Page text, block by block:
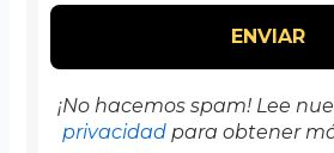
¡No hacemos spam! Lee
privacidad para obtener